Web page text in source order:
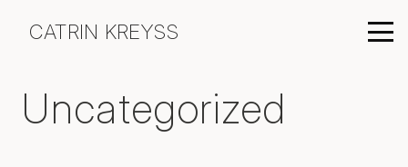
CATRIN KREYSS
Uncategorized